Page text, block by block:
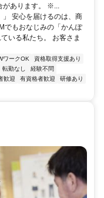
あります。 ※...
安心を届けるのは、商
でもおなじみの「かんぽ
いる私たち。 お客さま
ワークOK
資格取得支援あり
転勤なし
経験不問
歓迎 有資格者歓迎
研修あり